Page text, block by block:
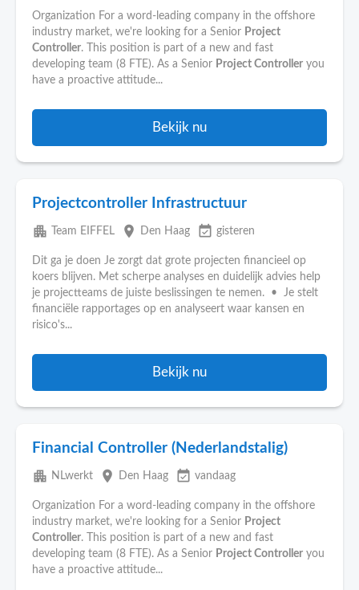
Organization For a word-leading company in the offshore
industry market, we're looking for a Senior Project
Controller. This position is part of a new and fast
developing team (8 FTE). As a Senior Project Controller you
have a proactive attitude...
Bekijk nu
Projectcontroller Infrastructuur
apartment Team EIFFEL place Den Haag event_available gisteren
Dit ga je doen Je zorgt dat grote projecten financieel op
koers blijven. Met scherpe analyses en duidelijk advies help
je projectteams de juiste beslissingen te nemen. • Je stelt
financiële rapportages op en analyseert waar kansen en
risico's...
Bekijk nu
Financial Controller (Nederlandstalig)
apartment NLwerkt place Den Haag event_available vandaag
Organization For a word-leading company in the offshore
industry market, we're looking for a Senior Project
Controller. This position is part of a new and fast
developing team (8 FTE). As a Senior Project Controller you
have a proactive attitude...